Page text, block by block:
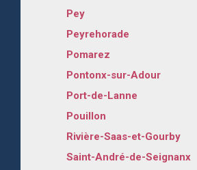
Pey
Peyrehorade
Pomarez
Pontonx-sur-Adour
Port-de-Lanne
Pouillon
Rivière-Saas-et-Gourby
Saint-André-de-Seignanx